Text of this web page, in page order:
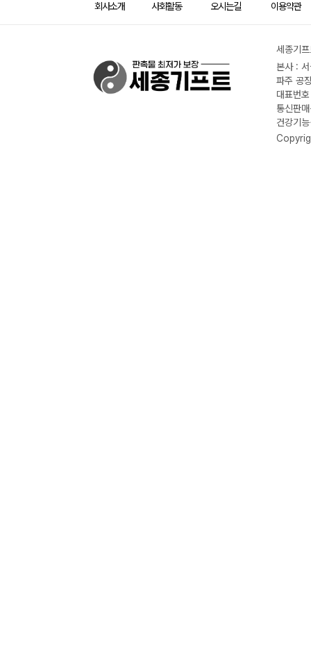
회사소개 사회활동 오시는길 이용약관
세종기
본사 :
파주 공
대표번
통신판
건강기